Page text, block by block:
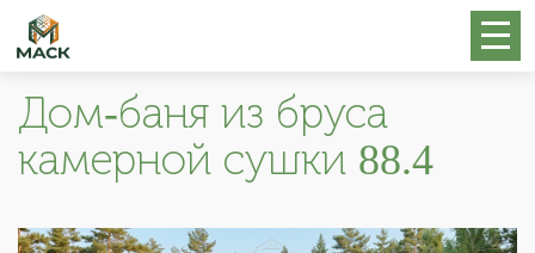
Дом-баня из бруса
камерной сушки 88.4